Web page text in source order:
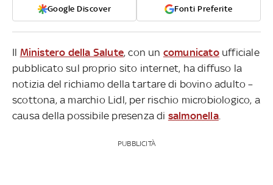
Google Discover Fonti Preferite
Il Ministero della Salute, con un comunicatoufficiale
pubblicato sul proprio sito internet, ha diffuso la
notizia del richiamo della tartare di bovino adulto –
scottona, a marchio Lidl, per rischio microbiologico, a
causa della possibile presenza di salmonella.
PUBBLICITÀ